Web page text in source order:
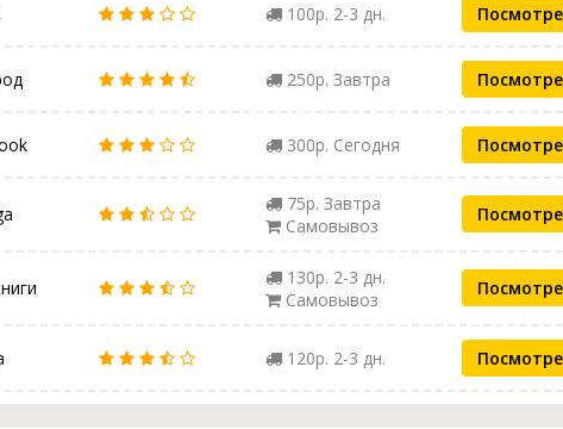
100р. 2-3 дн.
250р. Завтра
300р. Сегодня
75р. Завтра
Самовывоз
130р. 2-3 дн.
Самовывоз
120р. 2-3 дн.